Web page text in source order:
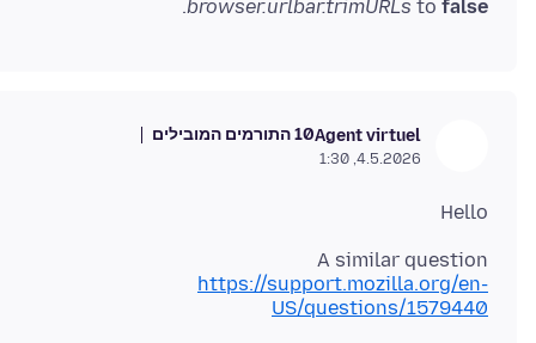
browser.urlbar.trimURLs to false
.
Agent virtuel10 התורמים המובילים
4.5.2026, 1:30
Hello
A similar question
https://support.mozilla.org/en-
US/questions/1579440